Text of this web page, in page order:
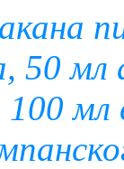
50 мл
мл